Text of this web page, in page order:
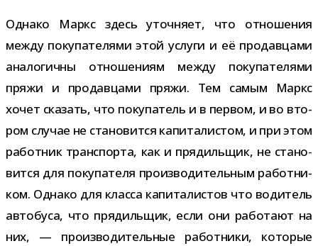
Однако Маркс здесь уточ­няет, что отно­ше­ния
между поку­па­те­лями этой услуги и её про­дав­цами
ана­ло­гичны отно­ше­ниям между поку­па­те­лями
пряжи и про­дав­цами пряжи. Тем самым Маркс
хочет ска­зать, что поку­па­тель и в пер­вом, и во вто­
ром слу­чае не ста­но­вится капи­та­ли­стом, и при этом
работ­ник транс­порта, как и пря­диль­щик, не ста­но­
вится для поку­па­теля про­из­во­ди­тель­ным работ­ни­
ком. Однако для класса капи­та­ли­стов что води­тель
авто­буса, что пря­диль­щик, если они рабо­тают на
них, — про­из­во­ди­тель­ные работ­ники, кото­рые